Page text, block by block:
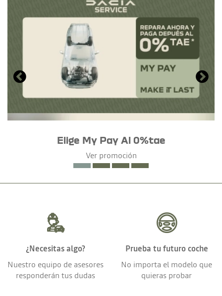
Elige My Pay Al 0%tae
Ver promoción
¿Necesitas algo?
Nuestro equipo de asesores
responderán tus dudas
Prueba tu futuro coche
No importa el modelo que
quieras probar